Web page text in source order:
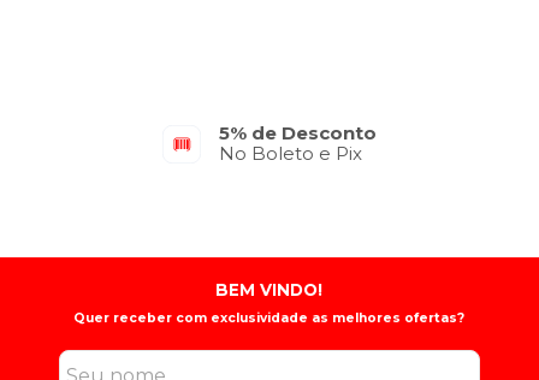
5% de Desconto
No Boleto e Pix
BEM VINDO!
Quer receber com exclusividade as melhores ofertas?